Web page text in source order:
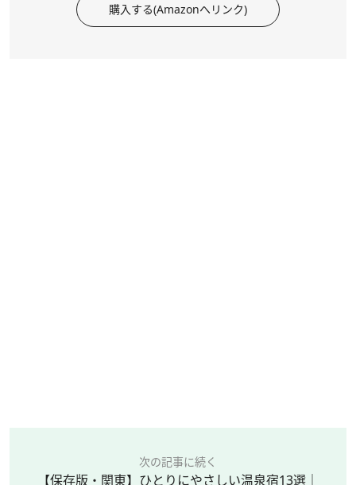
購入する(Amazonへリンク)
次の記事に続く
【保存版・関東】ひとりにやさしい温泉宿13選｜